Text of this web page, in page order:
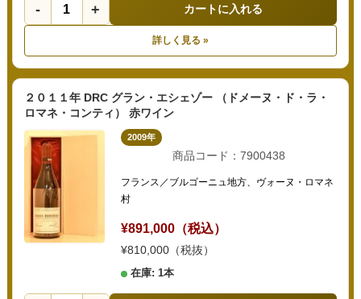
- + カートに入れる
詳しく見る »
２０１１年 DRC グラン・エシェゾー （ドメーヌ・ド・ラ・
ロマネ・コンティ） 赤ワイン
2009年
商品コード：7900438
フランス／ブルゴーニュ地方、ヴォーヌ・ロマネ
村
¥891,000（税込）
¥810,000（税抜）
在庫: 1本